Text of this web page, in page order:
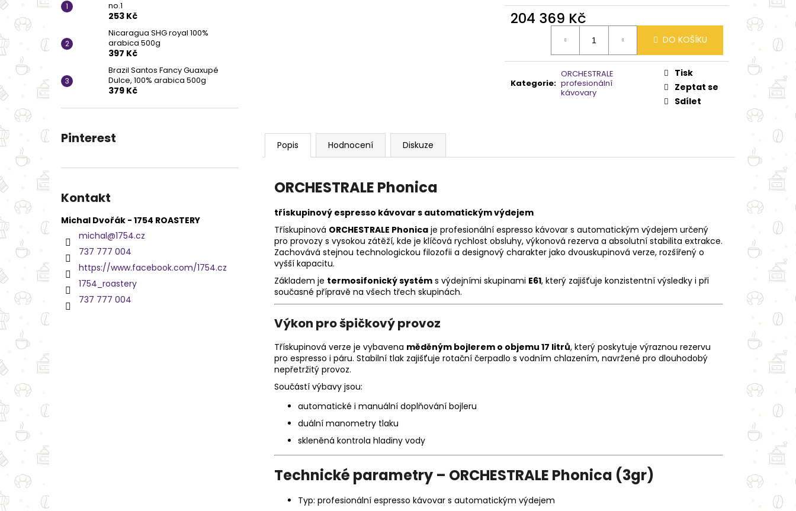
no.1
253 Kč
Nicaragua SHG royal 100%
arabica 500g
397 Kč
Brazil Santos Fancy Guaxupé
Dulce, 100% arabica 500g
379 Kč
Pinterest
Kontakt
Michal Dvořák - 1754 ROASTERY
michal@1754.cz
737 777 004
https://www.facebook.com/1754.cz
1754_roastery
737 777 004
204 369 Kč
DO KOŠÍKU
Kategorie:
ORCHESTRALE
profesionální
kávovary
Tisk
Zeptat se
Sdílet
Popis Hodnocení Diskuze
ORCHESTRALE Phonica
třískupinový espresso kávovar s automatickým výdejem
Třískupinová ORCHESTRALE Phonica je profesionální espresso kávovar s automatickým výdejem určený
pro provozy s vysokou zátěží, kde je klíčová rychlost obsluhy, výkonová rezerva a absolutní stabilita extrakce.
Zachovává stejnou technologickou filozofii a designový charakter jako dvouskupinová verze, rozšířený o
vyšší kapacitu.
Základem je termosifonický systém s výdejními skupinami E61, který zajišťuje konzistentní výsledky i při
současné přípravě na všech třech skupinách.
Výkon pro špičkový provoz
Třískupinová verze je vybavena měděným bojlerem o objemu 17 litrů, který poskytuje výraznou rezervu
pro espresso i páru. Stabilní tlak zajišťuje rotační čerpadlo s vodním chlazením, navržené pro dlouhodobý
nepřetržitý provoz.
Součástí výbavy jsou:
automatické i manuální doplňování bojleru
duální manometry tlaku
skleněná kontrola hladiny vody
Technické parametry – ORCHESTRALE Phonica (3gr)
Typ: profesionální espresso kávovar s automatickým výdejem